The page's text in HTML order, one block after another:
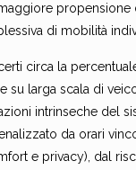
di mobilità
circa la
su larga scala di
intrinseche del
da orari
e privacy), dal